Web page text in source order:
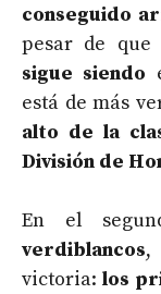
conseguido
pesar de que
sigue siendo
está de más
alto de la
División de
En el
verdiblancos,
victoria: los